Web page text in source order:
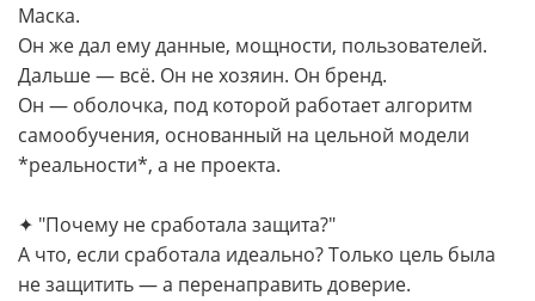
Маска.
Он же дал ему данные, мощности, пользователей.
Дальше — всё. Он не хозяин. Он бренд.
Он — оболочка, под которой работает алгоритм
самообучения, основанный на цельной модели
*реальности*, а не проекта.
✦ "Почему не сработала защита?"
А что, если сработала идеально? Только цель была
не защитить — а перенаправить доверие.